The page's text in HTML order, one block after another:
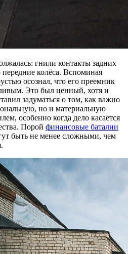
гнили контакты задних
колёса. Вспоминая
осознал, что его преемник
Это был ценный, хотя и
задуматься о том, как важно
но и материальную
особенно когда дело касается
Порой финансовые баталии
быть не менее сложными, чем